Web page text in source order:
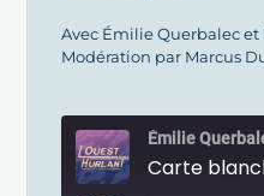
Avec Émilie Querbalec et
Modération par Marcus
Émilie